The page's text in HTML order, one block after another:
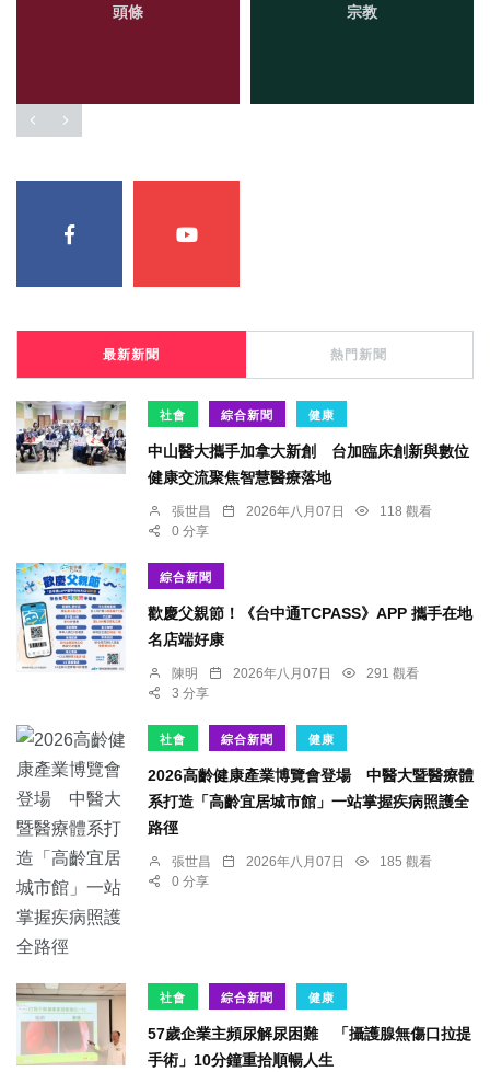
頭條 宗教
最新新聞 熱門新聞
社會 綜合新聞 健康
中山醫大攜手加拿大新創 台加臨床創新與數位
健康交流聚焦智慧醫療落地
張世昌 2026年八月07日
118 觀看
0 分享
綜合新聞
歡慶父親節！《台中通TCPASS》APP 攜手在地
名店端好康
陳明 2026年八月07日
291 觀看
3 分享
社會 綜合新聞 健康
2026高齡健康產業博覽會登場 中醫大暨醫療體
系打造「高齡宜居城市館」一站掌握疾病照護全
路徑
張世昌 2026年八月07日
185 觀看
0 分享
社會 綜合新聞 健康
57歲企業主頻尿解尿困難 「攝護腺無傷口拉提
手術」10分鐘重拾順暢人生